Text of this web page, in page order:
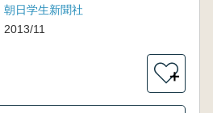
朝日学生新聞社
2013/11
＋